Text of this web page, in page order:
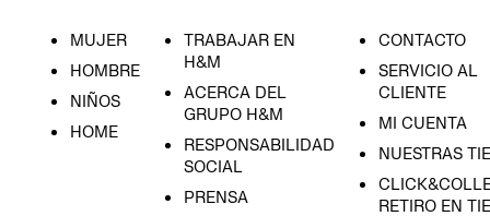
MUJER
HOMBRE
NIÑOS
HOME
TRABAJAR EN
H&M
ACERCA DEL
GRUPO H&M
RESPONSABILIDAD
SOCIAL
PRENSA
CONTACTO
SERVICIO AL
CLIENTE
MI CUENTA
NUESTRAS
RETIRO EN